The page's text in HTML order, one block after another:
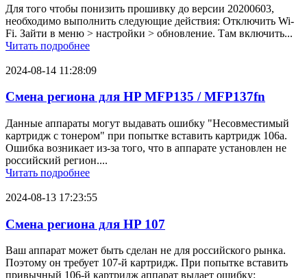
Для того чтобы понизить прошивку до версии 20200603,
необходимо выполнить следующие действия: Отключить Wi-
Fi. Зайти в меню > настройки > обновление. Там включить...
Читать подробнее
2024-08-14 11:28:09
Смена региона для HP MFP135 / MFP137fn
Данные аппараты могут выдавать ошибку "Несовместимый
картридж с тонером" при попытке вставить картридж 106a.
Ошибка возникает из-за того, что в аппарате установлен не
российский регион....
Читать подробнее
2024-08-13 17:23:55
Смена региона для HP 107
Ваш аппарат может быть сделан не для российского рынка.
Поэтому он требует 107-й картридж. При попытке вставить
привычный 106-й картридж аппарат выдает ошибку: